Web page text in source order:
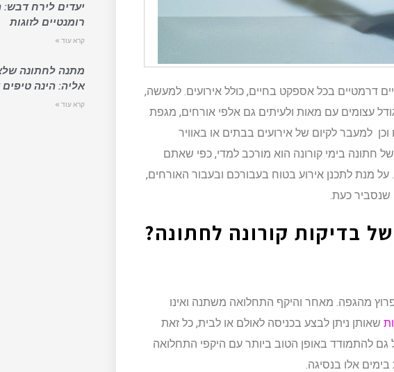
בשנת 2020 הובילה לשינויים דרמטיים בכל אספקט בחיים, כולל אירועים. למעשה,
עצומים עם מאות ולעיתים גם אלפי אורחים, מגפת
למעבר לקיום של אירועים בבתים או באוויר
חתונה בימי קורונה הוא מורכב למדי, כפי שאתם
על מנת לתכנן אירוע בטוח בעבורכם ובעבור האורחים,
שנסביר כעת.
בדיקות קורונה לחתונה?
מהגפה. מאחר והיקף התחלואה משתנה ואינו
שאותן ניתן לבצע בכניסה לאולם או לבית, כל זאת
להתמודד באופן הטוב ביותר עם היקפי התחלואה
אלו בנסיגה.
יעדים לירח דבש:
רומנטיים לזוגות
קרא עוד »
מתנה לחתונה
אליה: הינה
קרא עוד »